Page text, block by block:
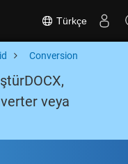
Türkçe
Conversion
veya